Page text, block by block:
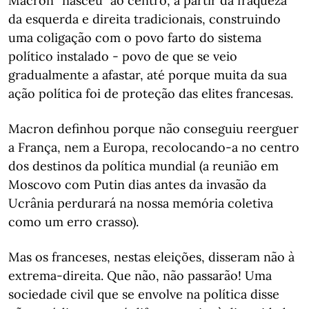
da esquerda e direita tradicionais, construindo
uma coligação com o povo farto do sistema
político instalado - povo de que se veio
gradualmente a afastar, até porque muita da sua
ação política foi de proteção das elites francesas.
Macron definhou porque não conseguiu reerguer
a França, nem a Europa, recolocando-a no centro
dos destinos da política mundial (a reunião em
Moscovo com Putin dias antes da invasão da
Ucrânia perdurará na nossa memória coletiva
como um erro crasso).
Mas os franceses, nestas eleições, disseram não à
extrema-direita. Que não, não passarão! Uma
sociedade civil que se envolve na política disse